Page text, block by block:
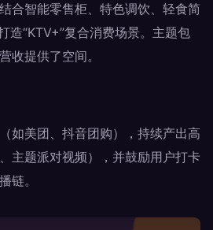
合智能零售柜、特色调饮、轻食简
造“KTV+”复合消费场景。主题包
收提供了空间。
如美团、抖音团购），持续产出高
主题派对视频），并鼓励用户打卡
链。